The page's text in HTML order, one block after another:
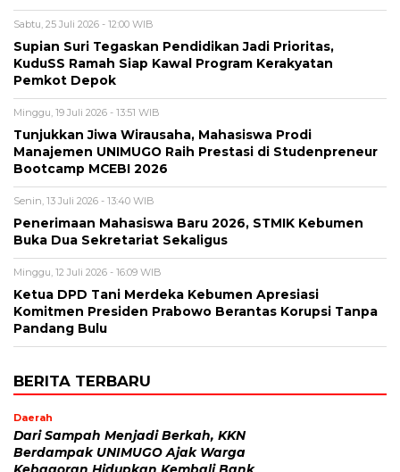
Sabtu, 25 Juli 2026 - 12:00 WIB
Supian Suri Tegaskan Pendidikan Jadi Prioritas,
KuduSS Ramah Siap Kawal Program Kerakyatan
Pemkot Depok
Minggu, 19 Juli 2026 - 13:51 WIB
Tunjukkan Jiwa Wirausaha, Mahasiswa Prodi
Manajemen UNIMUGO Raih Prestasi di Studenpreneur
Bootcamp MCEBI 2026
Senin, 13 Juli 2026 - 13:40 WIB
Penerimaan Mahasiswa Baru 2026, STMIK Kebumen
Buka Dua Sekretariat Sekaligus
Minggu, 12 Juli 2026 - 16:09 WIB
Ketua DPD Tani Merdeka Kebumen Apresiasi
Komitmen Presiden Prabowo Berantas Korupsi Tanpa
Pandang Bulu
BERITA TERBARU
Daerah
Dari Sampah Menjadi Berkah, KKN
Berdampak UNIMUGO Ajak Warga
Kebagoran Hidupkan Kembali Bank